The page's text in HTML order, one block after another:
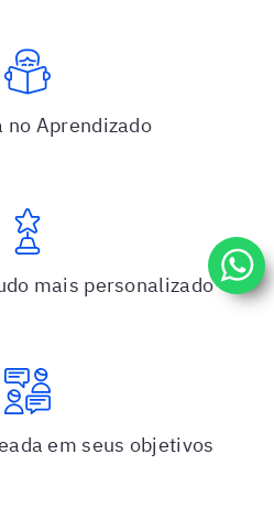
no Aprendizado
mais personalizado
em seus objetivos